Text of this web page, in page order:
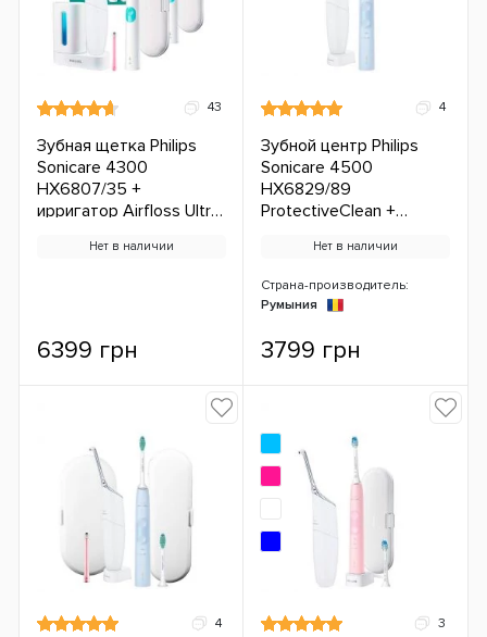
43
Зубная щетка Philips
Sonicare 4300
HX6807/35 +
ирригатор Airfloss Ultra
Нет в наличии
6399 грн
4
Зубной центр Philips
Sonicare 4500
HX6829/89
ProtectiveClean +
Нет в наличии
Страна-производитель:
Румыния
3799 грн
4 3